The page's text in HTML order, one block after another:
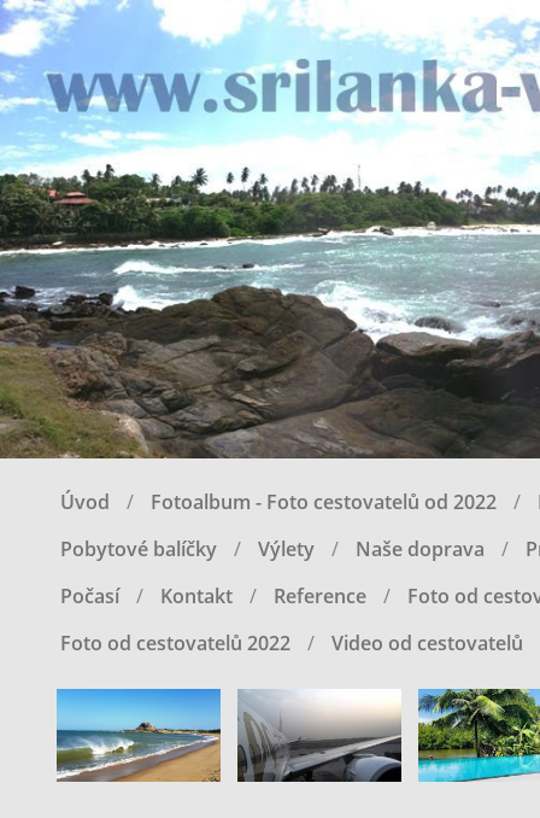
Úvod Fotoalbum - Foto cestovatelů od 2022
Pobytové balíčky
Výlety Naše doprava
Počasí
Kontakt Reference
Foto od
Foto od cestovatelů 2022
Video od cestovatelů